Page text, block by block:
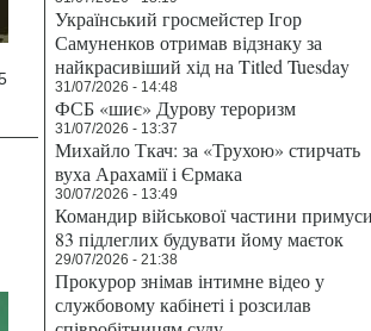
Український гросмейстер Ігор
Самуненков отримав відзнаку за
найкрасивіший хід на Titled Tuesday
31/07/2026 - 14:48
ФСБ «шиє» Дурову тероризм
31/07/2026 - 13:37
Михайло Ткач: за «Трухою» стирчать
вуха Арахамії і Єрмака
30/07/2026 - 13:49
Командир військової частини
83 підлеглих будувати йому маєток
29/07/2026 - 21:38
Прокурор знімав інтимне відео у
службовому кабінеті і розсилав